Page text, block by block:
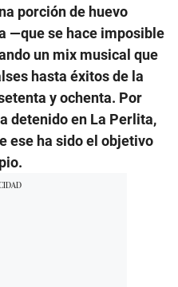
porción de huevo
—que se hace imposible
un mix musical que
hasta éxitos de la
y ochenta. Por
detenido en La Perlita,
ese ha sido el objetivo